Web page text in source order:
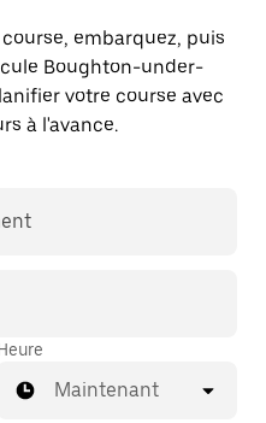
embarquez, puis
Boughton-under-
votre course avec
à l'avance.
Maintenant